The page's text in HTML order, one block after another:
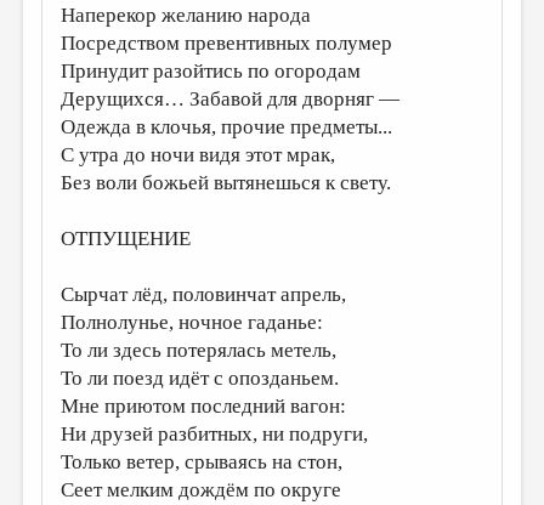
КОНКУРСЫ
ДЕТСКАЯ КОМНАТА
КНИЖНАЯ ПОЛКА
ОБЗОР ЛИТЕРАТУРЫ
СТРАНИЦЫ ПАМЯТИ
ОБЪЯВЛЕНИЯ
РЕДКОЛЛЕГИЯ
ОТ РЕДАКЦИИ
МАЛАЯ ПРОЗА
ЭССЕИСТИКА
ЛИТЕРАТУРОВЕДЕНИЕ
Наперекор желанию народа
Посредством превентивных полумер
Принудит разойтись по огородам
Дерущихся… Забавой для дворняг —
Одежда в клочья, прочие предметы...
С утра до ночи видя этот мрак,
Без воли божьей вытянешься к свету.
ОТПУЩЕНИЕ
Сырчат лёд, половинчат апрель,
Полнолунье, ночное гаданье:
То ли здесь потерялась метель,
То ли поезд идёт с опозданьем.
Мне приютом последний вагон:
Ни друзей разбитных, ни подруги,
Только ветер, срываясь на стон,
Сеет мелким дождём по округе